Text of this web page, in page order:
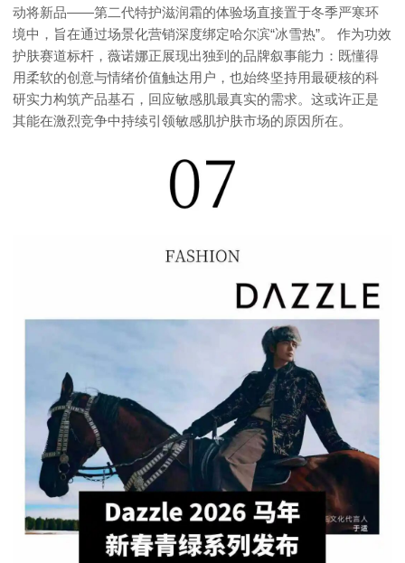
动将新品——第二代特护滋润霜的体验场直接置于冬季严寒环
境中，旨在通过场景化营销深度绑定哈尔滨“冰雪热”。 作为功效
护肤赛道标杆，薇诺娜正展现出独到的品牌叙事能力：既懂得
用柔软的创意与情绪价值触达用户，也始终坚持用最硬核的科
研实力构筑产品基石，回应敏感肌最真实的需求。这或许正是
其能在激烈竞争中持续引领敏感肌护肤市场的原因所在。